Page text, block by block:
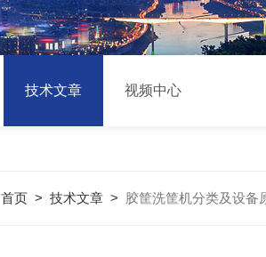
技术文章 视频中心
首页> 技术文章> 胶筐洗筐机分类及设备